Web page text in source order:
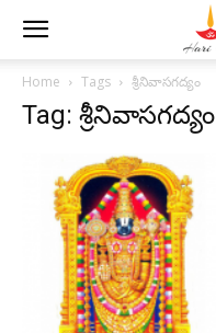
Home Tags శ్రీనివాసగద్యం
Tag: శ్రీనివాసగద్యం